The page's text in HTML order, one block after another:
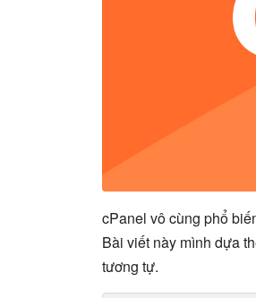
cPanel vô cùng phổ
Bài viết này mình dựa
tương tự.